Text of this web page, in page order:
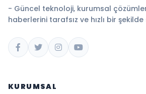
- Güncel teknoloji, kurumsal
haberlerini tarafsız ve hızlı bir şekilde
KURUMSAL